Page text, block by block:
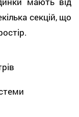
секцій, що